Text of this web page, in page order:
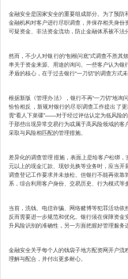
金融安全是国家安全的重要组成部分。为了预防
金融机构对客户进行尽职调查，并保存相关身
可疑资金、非法资金流动，防止金融体系被不法
然而，不少人对银行的“刨根问底”式调查不胜
串关于资金来源、用途的询问。一些客户认为
矛盾的核心，在于过去银行“一刀切”的调查方式
根据新版《管理办法》，银行不再“一刀切”地询
恰恰相反，新规对银行的尽职调查工作提出了
需“看人下菜碟”——对于经过评估认定为低风险
于那些出现异常交易行为或属于高风险领域的客
采取与风险相匹配的管理措施。
差异化的调查管理措施，表面上是给客户松绑
元以上的现金汇款、现钞兑换等业务时，应当
调查登记工作要求并未放松。但银行不能再依
系，综合利用客户身份、交易历史、行为模式等
当前，洗钱、电信诈骗、网络赌博等犯罪活动依
反而需要进一步规范和优化。银行须在保障资
升风险识别的准确性，另一方面把握好管理服务
金融安全关乎每个人的钱袋子地方配资网开户
理解与配合，并付出更多耐心。